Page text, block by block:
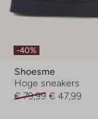
-40%
Shoesme
Hoge sneakers
€ 79,99 € 47,99